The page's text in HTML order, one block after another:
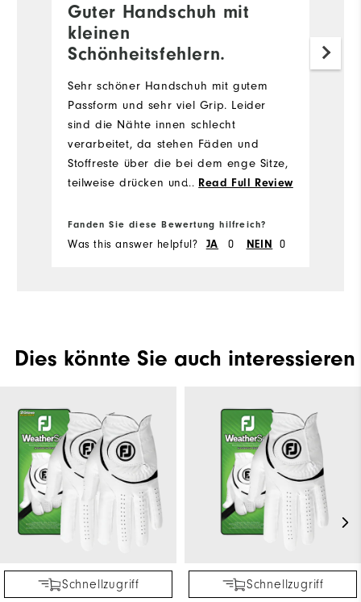
Guter Handschuh mit
kleinen
Schönheitsfehlern.
Sehr schöner Handschuh mit gutem
Passform und sehr viel Grip. Leider
sind die Nähte innen schlecht
verarbeitet, da stehen Fäden und
Stoffreste über die bei dem enge Sitze,
teilweise drücken und scheuern. Schade
hätte bei dem Preis etwas bessere
Verarbeitung erwartet.
... Read Full Review
Fanden Sie diese Bewertung hilfreich?
Was this answer helpful? JA 0 NEIN 0
Dies könnte Sie auch interessieren
Schnellzugriff
Schnellzugriff